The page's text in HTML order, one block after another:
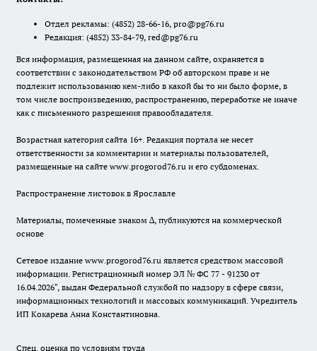
Отдел рекламы: (4852) 28-66-16, pro@pg76.ru
Редакция: (4852) 33-84-79, red@pg76.ru
Вся информация, размещенная на данном сайте, охраняется в
соответствии с законодательством РФ об авторском праве и не
подлежит использованию кем-либо в какой бы то ни было форме, в
том числе воспроизведению, распространению, переработке не иначе
как с письменного разрешения правообладателя.
Возрастная категория сайта 16+. Редакция портала не несет
ответственности за комментарии и материалы пользователей,
размещенные на сайте www.progorod76.ru и его субдоменах.
Распространение листовок в Ярославле
Материалы, помеченные знаком ∆, публикуются на коммерческой
основе
Сетевое издание www.progorod76.ru является средством массовой
информации. Регистрационный номер ЭЛ № ФС 77 - 91230 от
16.04.2026", выдан Федеральной службой по надзору в сфере связи,
информационных технологий и массовых коммуникаций. Учредитель
ИП Кокарева Анна Константиновна.
Спец. оценка по условиям труда